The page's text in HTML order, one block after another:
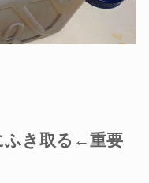
ふき取る←重要